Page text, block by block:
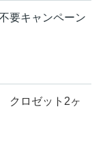
要キャンペーン
クロゼット2ヶ